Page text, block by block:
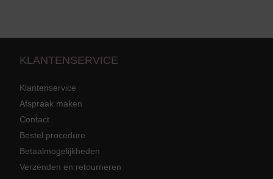
KLANTENSERVICE
Klantenservice
Afspraak maken
Contact
Bestel procedure
Betaalmogelijkheden
Verzenden en retourneren
Strandkleding
terug
Alle Strandkleding
Badmode met structuur stof Zwarte